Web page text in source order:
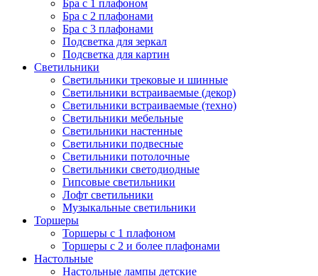
Бра с 1 плафоном
Бра с 2 плафонами
Бра с 3 плафонами
Подсветка для зеркал
Подсветка для картин
Светильники
Светильники трековые и шинные
Светильники встраиваемые (декор)
Светильники встраиваемые (техно)
Светильники мебельные
Светильники настенные
Светильники подвесные
Светильники потолочные
Светильники светодиодные
Гипсовые светильники
Лофт светильники
Музыкальные светильники
Торшеры
Торшеры с 1 плафоном
Торшеры с 2 и более плафонами
Настольные
Настольные лампы детские